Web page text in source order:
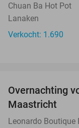
Chuan Ba Hot Pot
Lanaken
Verkocht: 1.690
Overnachting
Maastricht
Leonardo Boutique